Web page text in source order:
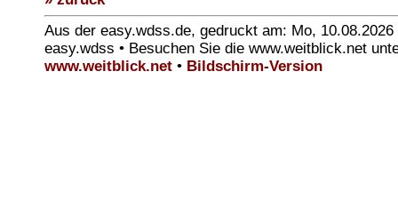
Aus der easy.wdss.de, gedruckt am: Mo,
easy.wdss • Besuchen Sie die www.weitblick.net
www.weitblick.net • Bildschirm-Version